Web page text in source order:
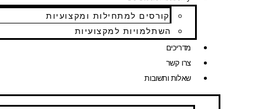
קורסים למתחילות ומקצועיות
השתלמויות למקצועיות
מדריכים
צרו קשר
שאלות ותשובות